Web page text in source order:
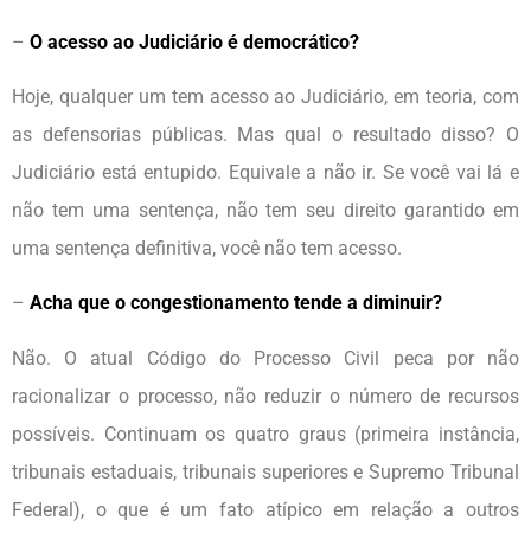
– O acesso ao Judiciário é democrático?
Hoje, qualquer um tem acesso ao Judiciário, em teoria, com
as defensorias públicas. Mas qual o resultado disso? O
Judiciário está entupido. Equivale a não ir. Se você vai lá e
não tem uma sentença, não tem seu direito garantido em
uma sentença definitiva, você não tem acesso.
– Acha que o congestionamento tende a diminuir?
Não. O atual Código do Processo Civil peca por não
racionalizar o processo, não reduzir o número de recursos
possíveis. Continuam os quatro graus (primeira instância,
tribunais estaduais, tribunais superiores e Supremo Tribunal
Federal), o que é um fato atípico em relação a outros